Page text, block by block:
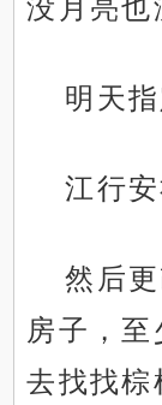
没月亮也
明天
江行
然后
房子，至
去找找棕